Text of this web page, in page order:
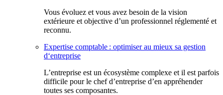
Vous évoluez et vous avez besoin de la vision
extérieure et objective d’un professionnel réglementé et
reconnu.
Expertise comptable : optimiser au mieux sa gestion
d‘entreprise
L’entreprise est un écosystème complexe et il est parfois
difficile pour le chef d’entreprise d’en appréhender
toutes ses composantes.